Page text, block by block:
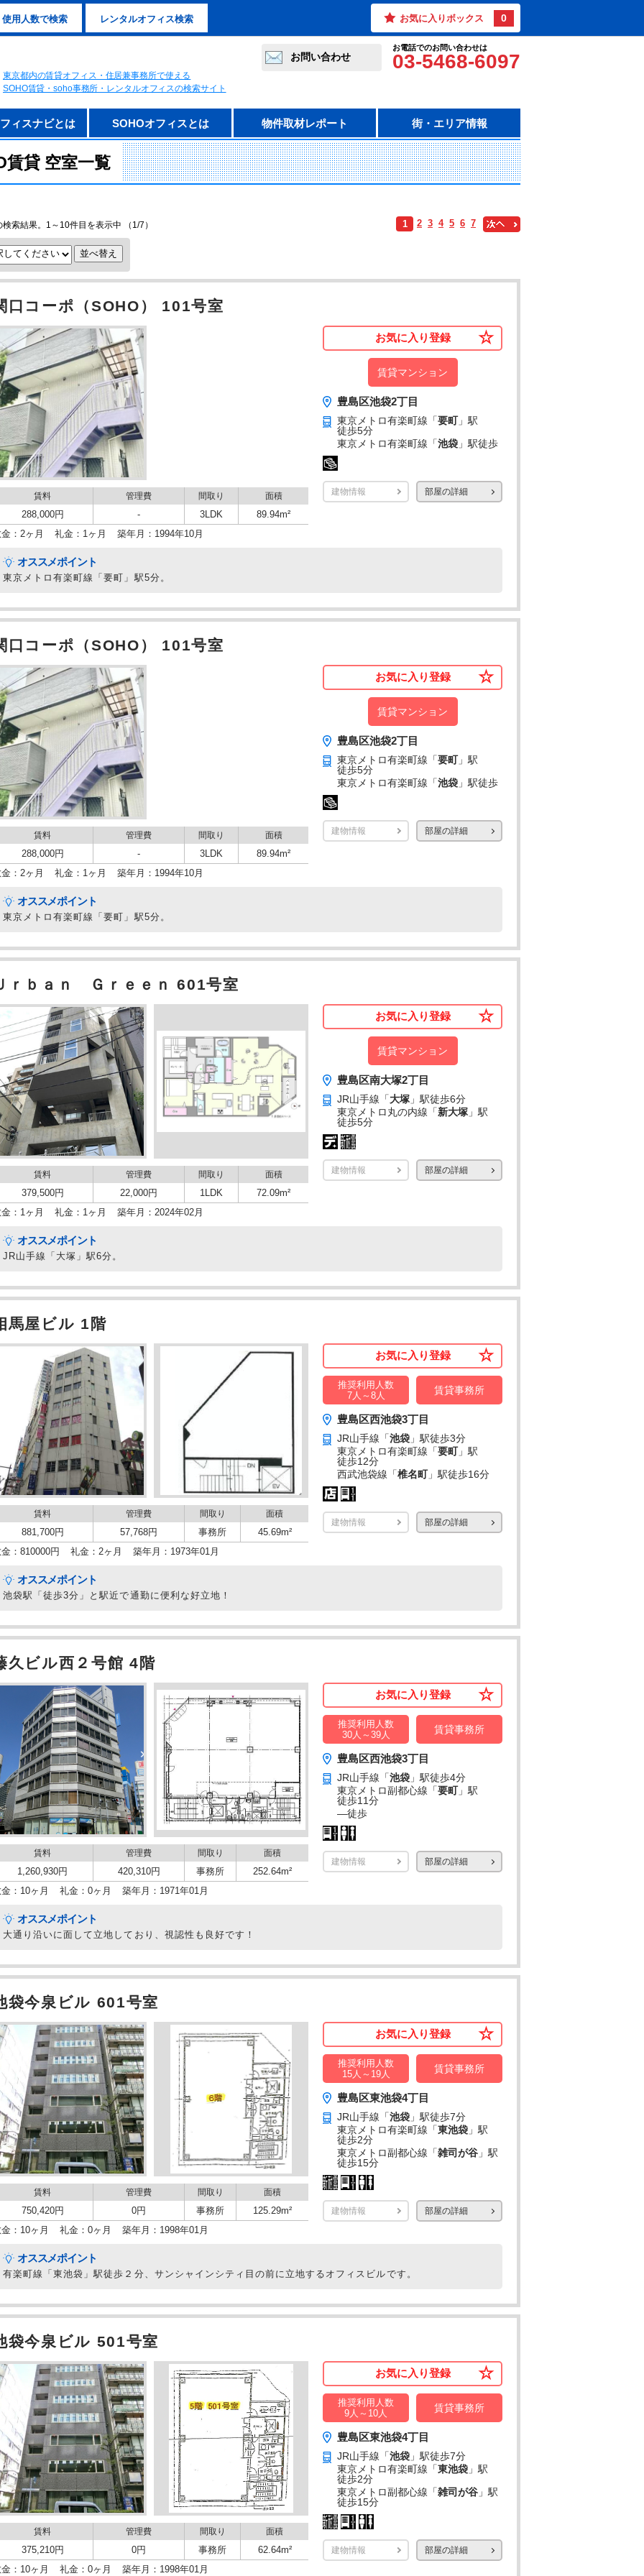
使用人数で検索 レンタルオフィス検索 お気に入りボックス 0
東京都内の賃貸オフィス・住居兼事務所で使える
SOHO賃貸・soho事務所・レンタルオフィスの検索サイト
お電話でのお問い合わせは
03-5468-6097
お問い合わせ
ィスナビとは SOHOオフィスとは 物件取材レポート 街・エリア情報
賃貸 空室一覧
検索結果。1～10件目を表示中 （1/7） 1 2 3 4 5 6 7
口コーポ（SOHO） 101号室
賃料 管理費 間取り 面積
288,000円 - 3LDK
89.94m²
：2ヶ月
礼金：1ヶ月 築年月：1994年10月
お気に入り登録
賃貸マンション
豊島区池袋2丁目
東京メトロ有楽町線「要町」駅
徒歩5分
東京メトロ有楽町線「池袋 」駅徒歩
建物情報 部屋の詳細
オススメポイント
東京メトロ有楽町線「要町」駅5分。
口コーポ（SOHO） 101号室
賃料 管理費 間取り 面積
288,000円 - 3LDK
89.94m²
：2ヶ月
礼金：1ヶ月 築年月：1994年10月
お気に入り登録
賃貸マンション
豊島区池袋2丁目
東京メトロ有楽町線「要町」駅
徒歩5分
東京メトロ有楽町線「池袋 」駅徒歩
建物情報 部屋の詳細
オススメポイント
東京メトロ有楽町線「要町」駅5分。
ｒｂａｎ Ｇｒｅｅｎ 601号室
賃料 管理費 間取り 面積
379,500円 22,000円 1LDK
72.09m²
：1ヶ月
礼金：1ヶ月 築年月：2024年02月
お気に入り登録
賃貸マンション
豊島区南大塚2丁目
JR山手線「大塚 」駅徒歩6分
東京メトロ丸の内線「新大塚 」駅
徒歩5分
建物情報 部屋の詳細
オススメポイント
JR山手線「大塚」駅6分。
馬屋ビル 1階
賃料 管理費 間取り 面積
881,700円 57,768円 事務所
45.69m²
：810000円
礼金：2ヶ月 築年月：1973年01月
お気に入り登録
推奨利用人数
7人～8人
賃貸事務所
豊島区西池袋3丁目
JR山手線「池袋 」駅徒歩3分
東京メトロ有楽町線「要町」駅
徒歩12分
西武池袋線「椎名町」駅徒歩16分
建物情報 部屋の詳細
オススメポイント
池袋駅「徒歩3分」と駅近で通勤に便利な好立地！
久ビル西２号館 4階
賃料 管理費 間取り 面積
1,260,930円 420,310円 事務所
252.64m²
：10ヶ月
礼金：0ヶ月 築年月：1971年01月
お気に入り登録
推奨利用人数
30人～39人
賃貸事務所
豊島区西池袋3丁目
JR山手線「池袋 」駅徒歩4分
東京メトロ副都心線「要町」駅
徒歩11分
―徒歩
建物情報 部屋の詳細
オススメポイント
大通り沿いに面して立地しており、視認性も良好です！
袋今泉ビル 601号室
賃料 管理費 間取り 面積
750,420円 0円 事務所
125.29m²
：10ヶ月
礼金：0ヶ月 築年月：1998年01月
お気に入り登録
推奨利用人数
15人～19人
賃貸事務所
豊島区東池袋4丁目
JR山手線「池袋 」駅徒歩7分
東京メトロ有楽町線「東池袋 」駅
徒歩2分
東京メトロ副都心線「雑司が谷 」駅
徒歩15分
建物情報 部屋の詳細
オススメポイント
有楽町線「東池袋」駅徒歩２分、サンシャインシティ目の前に立地するオフィスビルです。
袋今泉ビル 501号室
賃料 管理費 間取り 面積
375,210円 0円 事務所
62.64m²
：10ヶ月
礼金：0ヶ月 築年月：1998年01月
お気に入り登録
推奨利用人数
9人～10人
賃貸事務所
豊島区東池袋4丁目
JR山手線「池袋 」駅徒歩7分
東京メトロ有楽町線「東池袋 」駅
徒歩2分
東京メトロ副都心線「雑司が谷 」駅
徒歩15分
建物情報 部屋の詳細